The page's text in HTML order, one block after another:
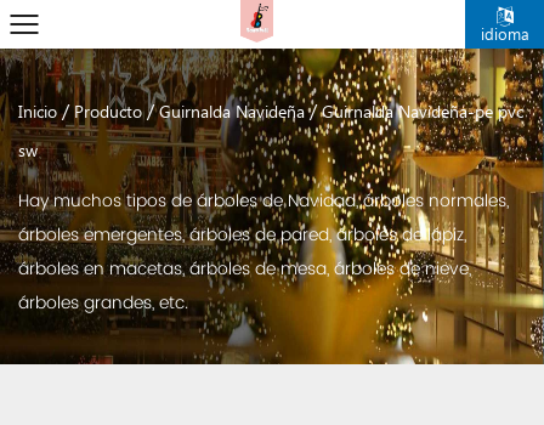
idioma
Inicio/ Producto/Guirnalda Navideña/Guirnalda Navideña-pe pvc
sw
Hay muchos tipos de árboles de Navidad, árboles normales,
árboles emergentes, árboles de pared, árboles de lápiz,
árboles en macetas, árboles de mesa, árboles de nieve,
árboles grandes, etc.